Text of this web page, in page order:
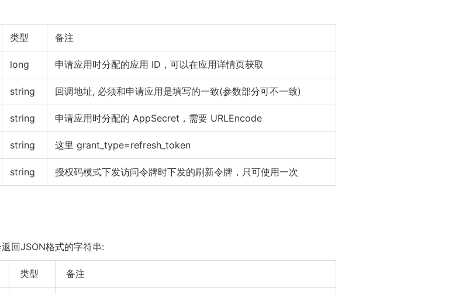
类型 备注
long 申请应用时分配的应用 ID，可以在应用详情页获取
string 回调地址, 必须和申请应用是填写的一致(参数部分可不一致)
string 申请应用时分配的 AppSecret，需要 URLEncode
string 这里 grant_type=refresh_token
string 授权码模式下发访问令牌时下发的刷新令牌，只可使用一次
回JSON格式的字符串:
类型 备注